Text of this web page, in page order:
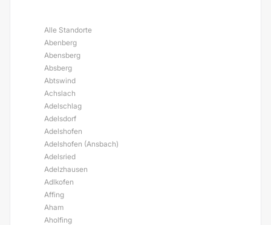
Alle Standorte
Abenberg
Abensberg
Absberg
Abtswind
Achslach
Adelschlag
Adelsdorf
Adelshofen
Adelshofen (Ansbach)
Adelsried
Adelzhausen
Adlkofen
Affing
Aham
Aholfing